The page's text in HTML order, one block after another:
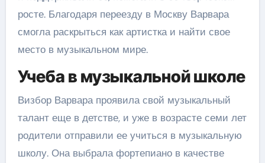
росте. Благодаря переезду в Москву Варвара
смогла раскрыться как артистка и найти свое
место в музыкальном мире.
Учеба в музыкальной школе
Визбор Варвара проявила свой музыкальный
талант еще в детстве, и уже в возрасте семи лет
родители отправили ее учиться в музыкальную
школу. Она выбрала фортепиано в качестве